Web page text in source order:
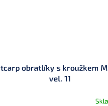
obratlíky s kroužkem
vel. 11